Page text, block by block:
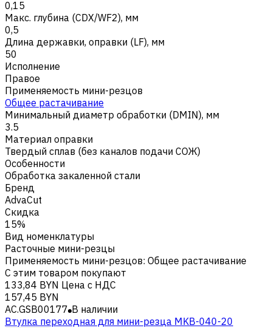
0,15
Макс. глубина (CDX/WF2), мм
0,5
Длина державки, оправки (LF), мм
50
Исполнение
Правое
Применяемость мини-резцов
Общее растачивание
Минимальный диаметр обработки (DMIN), мм
3.5
Материал оправки
Твердый сплав (без каналов подачи СОЖ)
Особенности
Обработка закаленной стали
Бренд
AdvaCut
Скидка
15%
Вид номенклатуры
Расточные мини-резцы
Применяемость мини-резцов: Общее растачивание
С этим товаром покупают
133,84 BYN Цена с НДС
157,45 BYN
AC.GSB00177 В наличии
Втулка переходная для мини-резца MKB-040-20